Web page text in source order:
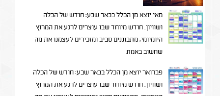
מאי יוצא מן הכלל בבאר שבע: חודש של הכלה
ושוויון. חודש מיוחד שבו עוצרים לרגע את המרוץ
היומיומי, מתבוננים סביב ומזכירים לעצמנו את מה
שחשוב באמת
פברואר יוצא מן הכלל בבאר שבע: חודש של הכלה
ושוויון. חודש מיוחד שבו עוצרים לרגע את המרוץ